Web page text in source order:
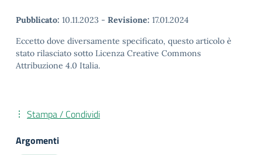
Pubblicato: 10.11.2023 - Revisione: 17.01.2024
Eccetto dove diversamente specificato, questo articolo è
stato rilasciato sotto Licenza Creative Commons
Attribuzione 4.0 Italia.
Stampa / Condividi
Argomenti